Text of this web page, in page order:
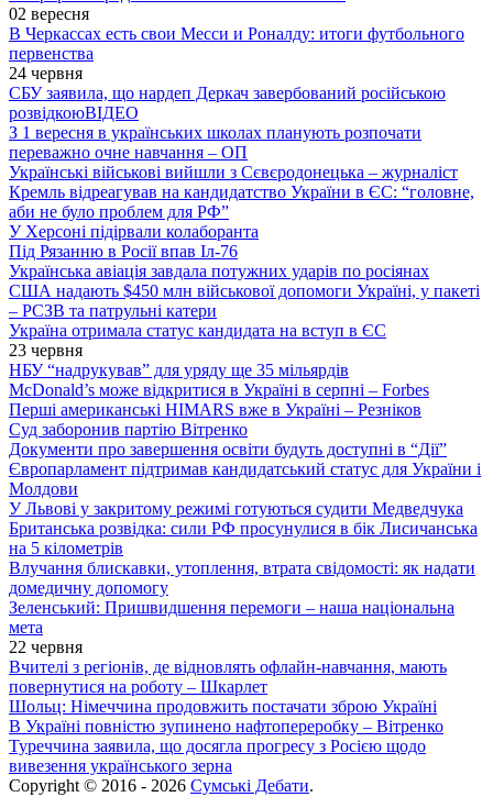
02 вересня
В Черкассах есть свои Месси и Роналду: итоги футбольного
первенства
24 червня
СБУ заявила, що нардеп Деркач завербований російською
розвідкоюВІДЕО
З 1 вересня в українських школах планують розпочати
переважно очне навчання – ОП
Українські військові вийшли з Сєвєродонецька – журналіст
Кремль відреагував на кандидатство України в ЄС: “головне,
аби не було проблем для РФ”
У Херсоні підірвали колаборанта
Під Рязанню в Росії впав Іл-76
Українська авіація завдала потужних ударів по росіянах
США надають $450 млн військової допомоги Україні, у пакеті
– РСЗВ та патрульні катери
Україна отримала статус кандидата на вступ в ЄС
23 червня
НБУ “надрукував” для уряду ще 35 мільярдів
McDonald’s може відкритися в Україні в серпні – Forbes
Перші американські HIMARS вже в Україні – Резніков
Суд заборонив партію Вітренко
Документи про завершення освіти будуть доступні в “Дії”
Європарламент підтримав кандидатський статус для України і
Молдови
У Львові у закритому режимі готуються судити Медведчука
Британська розвідка: сили РФ просунулися в бік Лисичанська
на 5 кілометрів
Влучання блискавки, утоплення, втрата свідомості: як надати
домедичну допомогу
Зеленський: Пришвидшення перемоги – наша національна
мета
22 червня
Вчителі з регіонів, де відновлять офлайн-навчання, мають
повернутися на роботу – Шкарлет
Шольц: Німеччина продовжить постачати зброю Україні
В Україні повністю зупинено нафтопереробку – Вітренко
Туреччина заявила, що досягла прогресу з Росією щодо
вивезення українського зерна
Copyright © 2016 - 2026 Сумські Дебати.